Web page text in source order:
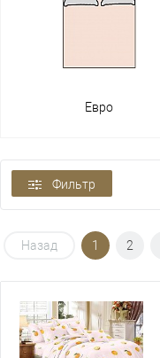
Евро
Фильтр
Назад 1 2